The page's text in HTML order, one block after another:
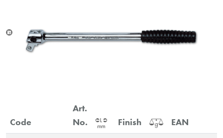
Code
Art.
No.
Finish EAN